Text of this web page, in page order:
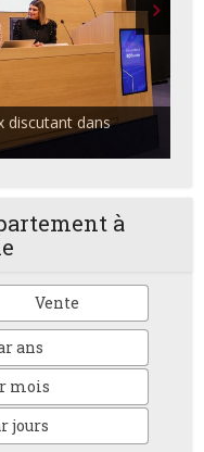
discutant dans
le logo ShBarcelona
à
Vente
ans
mois
jours